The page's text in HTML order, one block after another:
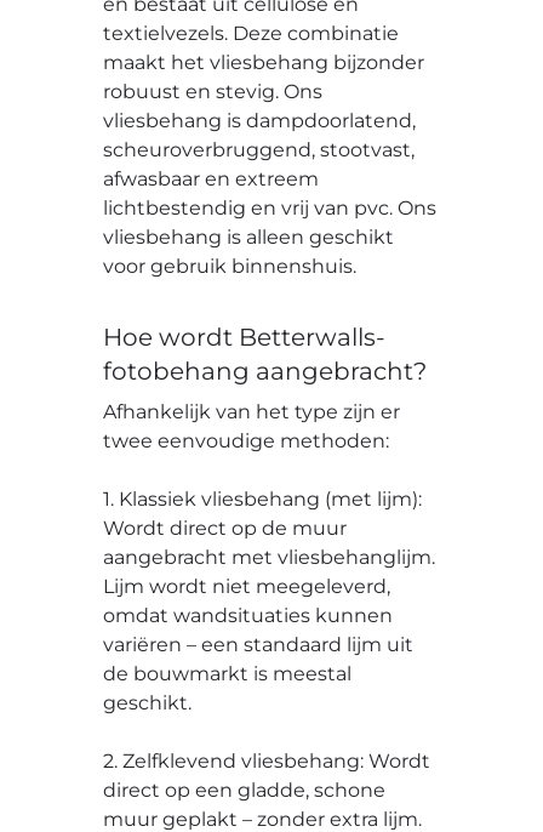
textielvezels. Deze combinatie
maakt het vliesbehang bijzonder
robuust en stevig. Ons
vliesbehang is dampdoorlatend,
scheuroverbruggend, stootvast,
afwasbaar en extreem
lichtbestendig en vrij van pvc. Ons
vliesbehang is alleen geschikt
voor gebruik binnenshuis.
Hoe wordt Betterwalls-
fotobehang aangebracht?
Afhankelijk van het type zijn er
twee eenvoudige methoden:
1. Klassiek vliesbehang (met lijm):
Wordt direct op de muur
aangebracht met vliesbehanglijm.
Lijm wordt niet meegeleverd,
omdat wandsituaties kunnen
variëren – een standaard lijm uit
de bouwmarkt is meestal
geschikt.
2. Zelfklevend vliesbehang: Wordt
direct op een gladde, schone
muur geplakt – zonder extra lijm.